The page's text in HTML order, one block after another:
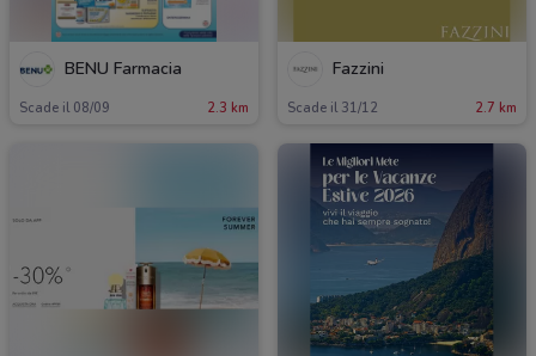
BENU Farmacia
Scade il 08/09 2.3 km
Fazzini
Scade il 31/12 2.7 km